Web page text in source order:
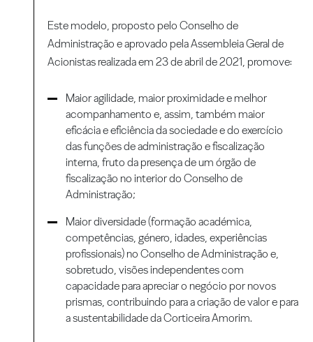
Este modelo, proposto pelo Conselho de
Administração e aprovado pela Assembleia Geral de
Acionistas realizada em 23 de abril de 2021, promove:
Maior agilidade, maior proximidade e melhor
acompanhamento e, assim, também maior
eficácia e eficiência da sociedade e do exercício
das funções de administração e fiscalização
interna, fruto da presença de um órgão de
fiscalização no interior do Conselho de
Administração;
Maior diversidade (formação académica,
competências, género, idades, experiências
profissionais) no Conselho de Administração e,
sobretudo, visões independentes com
capacidade para apreciar o negócio por novos
prismas, contribuindo para a criação de valor e para
a sustentabilidade da Corticeira Amorim.